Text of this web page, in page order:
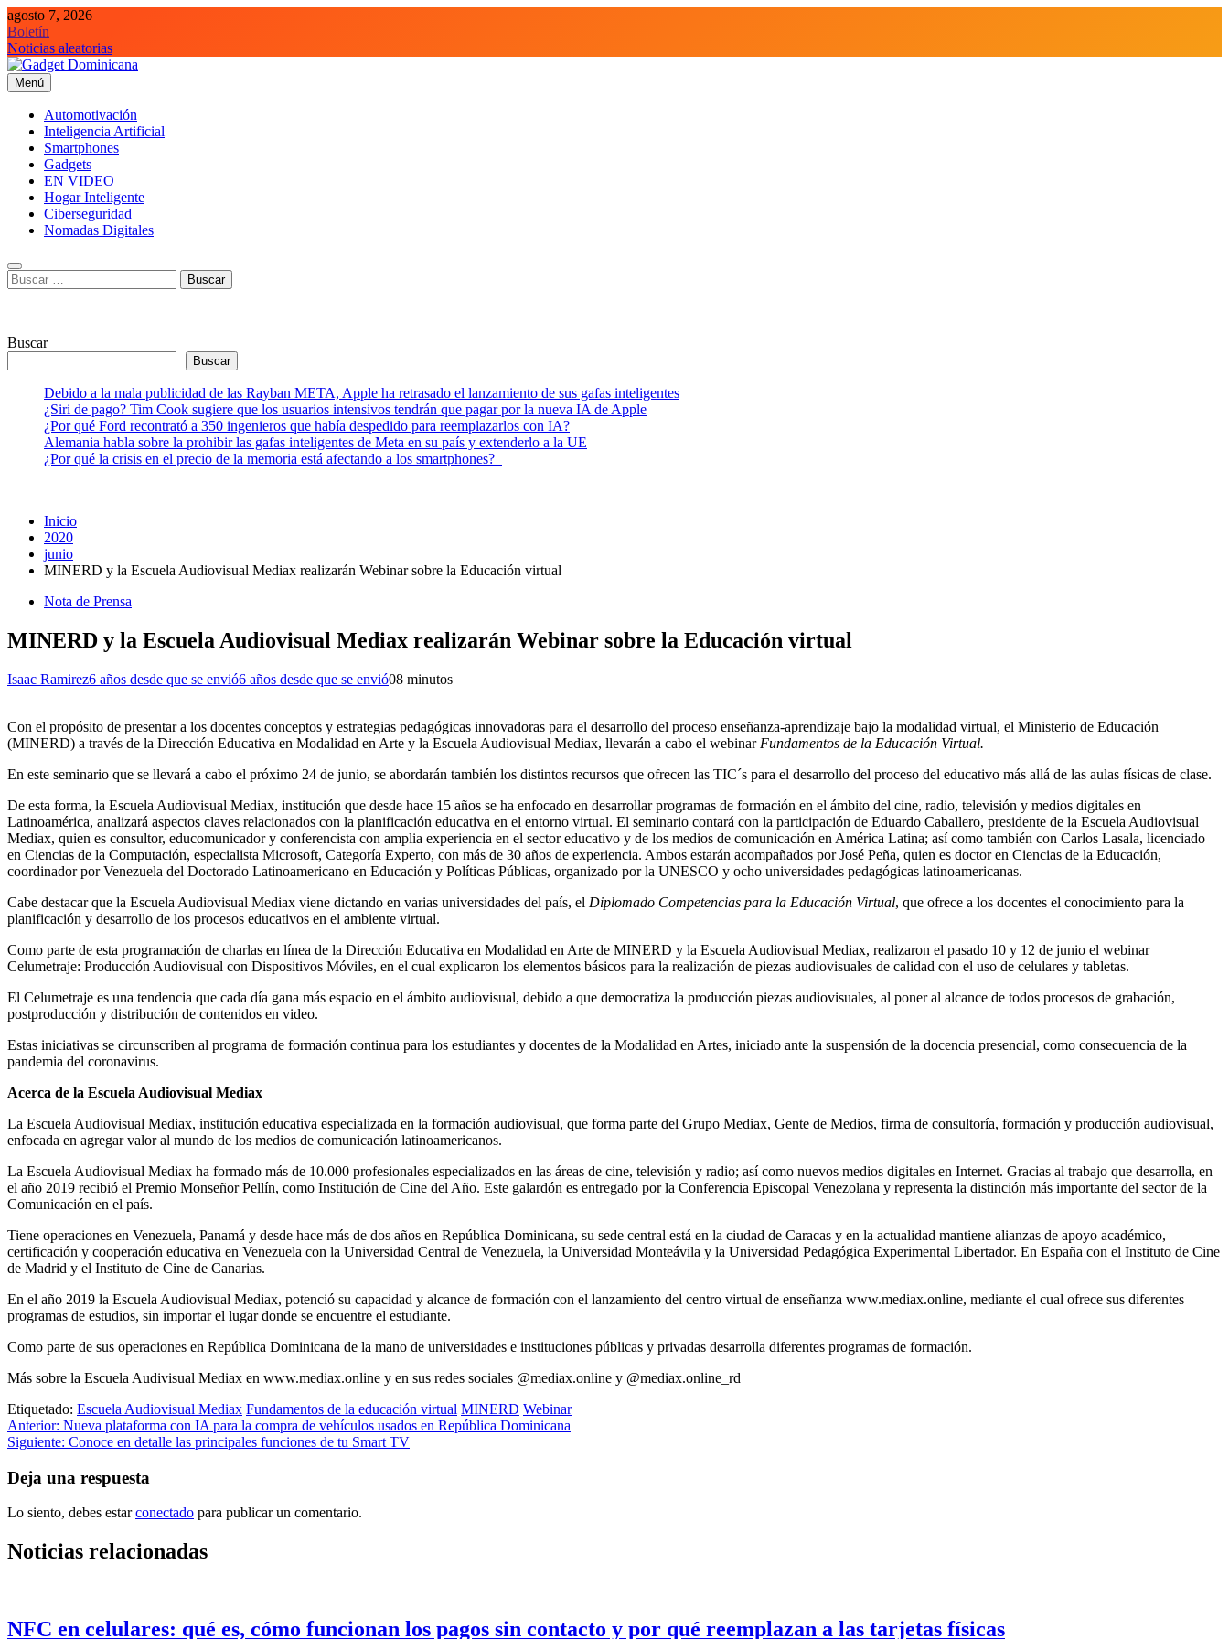
Saltar
al
contenido
agosto 7, 2026
Boletín
Noticias aleatorias
Gadget Dominicana
Gadgets, Autos y Tecnología de consumo
Menú
Automotivación
Inteligencia Artificial
Smartphones
Gadgets
EN VIDEO
Hogar Inteligente
Ciberseguridad
Nomadas Digitales
Buscar:
Buscar
Buscar
Debido a la mala publicidad de las Rayban META, Apple ha retrasado el lanzamiento de sus gafas inteligentes
¿Siri de pago? Tim Cook sugiere que los usuarios intensivos tendrán que pagar por la nueva IA de Apple
¿Por qué Ford recontrató a 350 ingenieros que había despedido para reemplazarlos con IA?
Alemania habla sobre la prohibir las gafas inteligentes de Meta en su país y extenderlo a la UE
¿Por qué la crisis en el precio de la memoria está afectando a los smartphones?
Inicio
2020
junio
MINERD y la Escuela Audiovisual Mediax realizarán Webinar sobre la Educación virtual
Nota de Prensa
MINERD y la Escuela Audiovisual Mediax realizarán Webinar sobre la Educación virtual
Isaac Ramirez6 años desde que se envió6 años desde que se envió08 minutos
Con el propósito de presentar a los docentes conceptos y estrategias pedagógicas innovadoras para el desarrollo del proceso enseñanza-aprendizaje bajo la modalidad virtual, el Ministerio de Educación
(MINERD) a través de la Dirección Educativa en Modalidad en Arte y la Escuela Audiovisual Mediax, llevarán a cabo el webinar Fundamentos de la Educación Virtual.
En este seminario que se llevará a cabo el próximo 24 de junio, se abordarán también los distintos recursos que ofrecen las TIC´s para el desarrollo del proceso del educativo más allá de las aulas físicas de clase.
De esta forma, la Escuela Audiovisual Mediax, institución que desde hace 15 años se ha enfocado en desarrollar programas de formación en el ámbito del cine, radio, televisión y medios digitales en
Latinoamérica, analizará aspectos claves relacionados con la planificación educativa en el entorno virtual. El seminario contará con la participación de Eduardo Caballero, presidente de la Escuela Audiovisual
Mediax, quien es consultor, educomunicador y conferencista con amplia experiencia en el sector educativo y de los medios de comunicación en América Latina; así como también con Carlos Lasala, licenciado
en Ciencias de la Computación, especialista Microsoft, Categoría Experto, con más de 30 años de experiencia. Ambos estarán acompañados por José Peña, quien es doctor en Ciencias de la Educación,
coordinador por Venezuela del Doctorado Latinoamericano en Educación y Políticas Públicas, organizado por la UNESCO y ocho universidades pedagógicas latinoamericanas.
Cabe destacar que la Escuela Audiovisual Mediax viene dictando en varias universidades del país, el Diplomado Competencias para la Educación Virtual, que ofrece a los docentes el conocimiento para la
planificación y desarrollo de los procesos educativos en el ambiente virtual.
Como parte de esta programación de charlas en línea de la Dirección Educativa en Modalidad en Arte de MINERD y la Escuela Audiovisual Mediax, realizaron el pasado 10 y 12 de junio el webinar
Celumetraje: Producción Audiovisual con Dispositivos Móviles, en el cual explicaron los elementos básicos para la realización de piezas audiovisuales de calidad con el uso de celulares y tabletas.
El Celumetraje es una tendencia que cada día gana más espacio en el ámbito audiovisual, debido a que democratiza la producción piezas audiovisuales, al poner al alcance de todos procesos de grabación,
postproducción y distribución de contenidos en video.
Estas iniciativas se circunscriben al programa de formación continua para los estudiantes y docentes de la Modalidad en Artes, iniciado ante la suspensión de la docencia presencial, como consecuencia de la
pandemia del coronavirus.
Acerca de la Escuela Audiovisual Mediax
La Escuela Audiovisual Mediax, institución educativa especializada en la formación audiovisual, que forma parte del Grupo Mediax, Gente de Medios, firma de consultoría, formación y producción audiovisual,
enfocada en agregar valor al mundo de los medios de comunicación latinoamericanos.
La Escuela Audiovisual Mediax ha formado más de 10.000 profesionales especializados en las áreas de cine, televisión y radio; así como nuevos medios digitales en Internet. Gracias al trabajo que desarrolla, en
el año 2019 recibió el Premio Monseñor Pellín, como Institución de Cine del Año. Este galardón es entregado por la Conferencia Episcopal Venezolana y representa la distinción más importante del sector de la
Comunicación en el país.
Tiene operaciones en Venezuela, Panamá y desde hace más de dos años en República Dominicana, su sede central está en la ciudad de Caracas y en la actualidad mantiene alianzas de apoyo académico,
certificación y cooperación educativa en Venezuela con la Universidad Central de Venezuela, la Universidad Monteávila y la Universidad Pedagógica Experimental Libertador. En España con el Instituto de Cine
de Madrid y el Instituto de Cine de Canarias.
En el año 2019 la Escuela Audiovisual Mediax, potenció su capacidad y alcance de formación con el lanzamiento del centro virtual de enseñanza www.mediax.online, mediante el cual ofrece sus diferentes
programas de estudios, sin importar el lugar donde se encuentre el estudiante.
Como parte de sus operaciones en República Dominicana de la mano de universidades e instituciones públicas y privadas desarrolla diferentes programas de formación.
Más sobre la Escuela Audivisual Mediax en www.mediax.online y en sus redes sociales @mediax.online y @mediax.online_rd
Etiquetado: Escuela Audiovisual Mediax Fundamentos de la educación virtual MINERD Webinar
Navegación
de
entradas
Anterior: Nueva plataforma con IA para la compra de vehículos usados en República Dominicana
Siguiente: Conoce en detalle las principales funciones de tu Smart TV
Deja una respuesta
Lo siento, debes estarconectado para publicar un comentario.
Noticias relacionadas
NFC en celulares: qué es, cómo funcionan los pagos sin contacto y por qué reemplazan a las tarjetas físicas